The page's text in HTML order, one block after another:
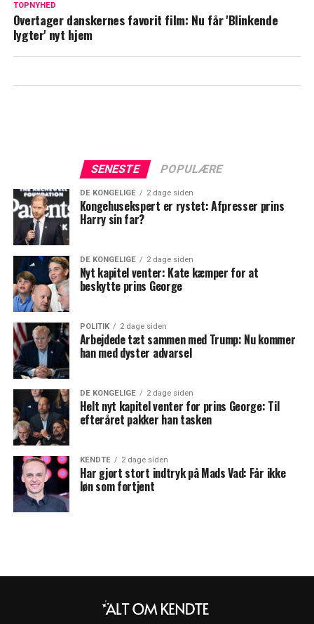
Dette havde ingen forudset
TOPNYHED
Overtager danskernes favorit film: Nu får 'Blinkende
lygter' nyt hjem
SENESTE POPULÆRE
DE KONGELIGE 2 dage siden
Kongehusekspert er rystet: Afpresser prins
Harry sin far?
DE KONGELIGE 2 dage siden
Nyt kapitel venter: Kate kæmper for at
beskytte prins George
POLITIK 2 dage siden
Arbejdede tæt sammen med Trump: Nu kommer
han med dyster advarsel
DE KONGELIGE 2 dage siden
Helt nyt kapitel venter for prins George: Til
efteråret pakker han tasken
KENDTE 2 dage siden
Har gjort stort indtryk på Mads Vad: Får ikke
løn som fortjent